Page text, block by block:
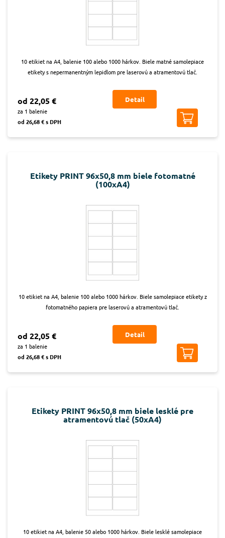
10 etikiet na A4, balenie 100 alebo 1000 hárkov. Biele matné samolepiace
etikety s nepermanentným lepidlom pre laserovú a atramentovú tlač.
od 22,05 €
za 1 balenie
od 26,68 € s DPH
Detail
Etikety PRINT 96x50,8 mm biele fotomatné
(100xA4)
10 etikiet na A4, balenie 100 alebo 1000 hárkov. Biele samolepiace etikety z
fotomatného papiera pre laserovú a atramentovú tlač.
od 22,05 €
za 1 balenie
od 26,68 € s DPH
Detail
Etikety PRINT 96x50,8 mm biele lesklé pre
atramentovú tlač (50xA4)
10 etikiet na A4, balenie 50 alebo 1000 hárkov. Biele lesklé samolepiace